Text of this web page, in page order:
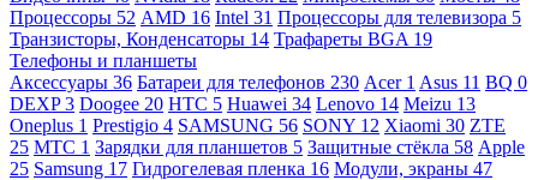
Процессоры 52 AMD 16 Intel 31 Процессоры для телевизора 5
Транзисторы, Конденсаторы 14 Трафареты BGA 19
Телефоны и планшеты
Аксессуары 36 Батареи для телефонов 230 Acer 1 Asus 11 BQ 0
DEXP3 Doogee 20 HTC 5 Huawei 34 Lenovo 14 Meizu 13
Oneplus 1 Prestigio 4 SAMSUNG 56 SONY 12 Xiaomi 30 ZTE
25 МТС 1 Зарядки для планшетов 5 Защитные стёкла 58 Apple
25 Samsung 17 Гидрогелевая пленка 16 Модули, экраны 47